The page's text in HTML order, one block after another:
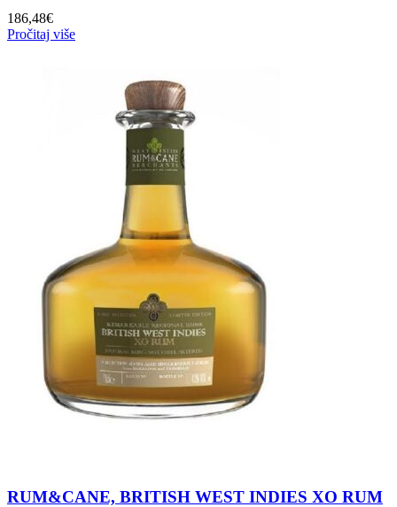
186,48€
Pročitaj više
RUM&CANE, BRITISH WEST INDIES XO RUM